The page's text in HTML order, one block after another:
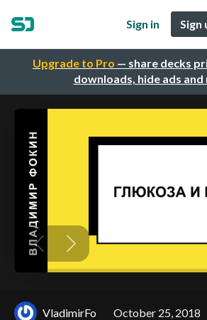
Upgrade to Pro — share decks
downloads, hide ads
Sign in Sign
VladimirFo October 25, 2018